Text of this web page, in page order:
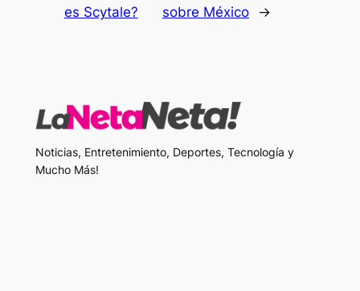
es Scytale? sobre México →
Noticias, Entretenimiento, Deportes, Tecnología y
Mucho Más!